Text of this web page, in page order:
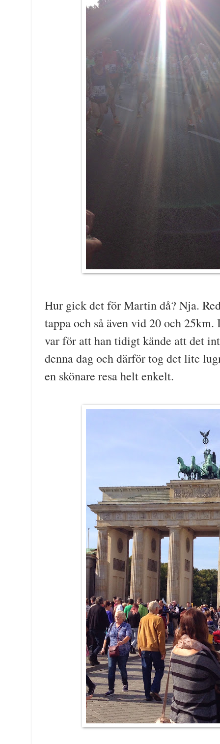
Hur gick det för Martin då? Nja.
tappa och så även vid 20 och
var för att han tidigt kände att det
denna dag och därför tog det lite
en skönare resa helt enkelt.